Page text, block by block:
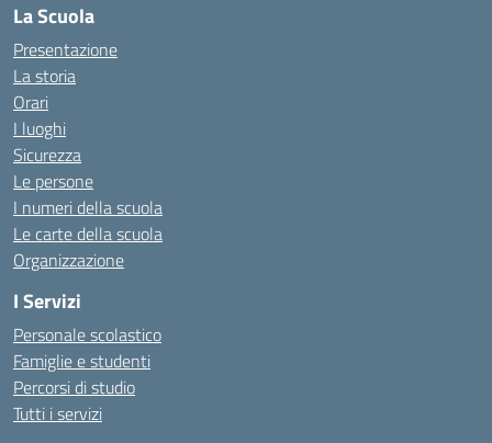
La Scuola
Presentazione
La storia
Orari
I luoghi
Sicurezza
Le persone
I numeri della scuola
Le carte della scuola
Organizzazione
I Servizi
Personale scolastico
Famiglie e studenti
Percorsi di studio
Tutti i servizi